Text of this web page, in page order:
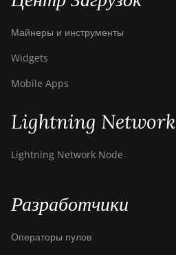
Майнеры и инструменты
Widgets
Mobile Apps
Lightning Network
Lightning Network Node
Разработчики
Операторы пулов